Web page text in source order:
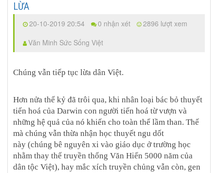
LỪA
20-10-2019 20:54 0 nhận xét
2896 lượt xem
Văn Minh Sức Sống Việt
Chúng vẫn tiếp tục lừa dân Việt.
Hơn nửa thế kỷ đã trôi qua, khi nhân loại bác bỏ thuyết
tiến hoá của Darwin con người tiến hoá từ vượn và
những hệ quả của nó khiến cho toàn thể lầm than. Thế
mà chúng vẫn thừa nhận học thuyết ngu dốt
này(chúng bê nguyên xi vào giáo dục ở trường học
nhằm thay thế truyền thống Văn Hiến 5000 năm của
dân tộc Việt),hay mắc xích truyền chủng vẫn còn, gen